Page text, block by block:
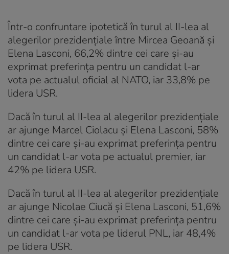
Într-o confruntare ipotetică în turul al II-lea al
alegerilor prezidenţiale între Mircea Geoană şi
Elena Lasconi, 66,2% dintre cei care şi-au
exprimat preferinţa pentru un candidat l-ar
vota pe actualul oficial al NATO, iar 33,8% pe
lidera USR.
Dacă în turul al II-lea al alegerilor prezidenţiale
ar ajunge Marcel Ciolacu şi Elena Lasconi, 58%
dintre cei care şi-au exprimat preferinţa pentru
un candidat l-ar vota pe actualul premier, iar
42% pe lidera USR.
Dacă în turul al II-lea al alegerilor prezidenţiale
ar ajunge Nicolae Ciucă şi Elena Lasconi, 51,6%
dintre cei care şi-au exprimat preferinţa pentru
un candidat l-ar vota pe liderul PNL, iar 48,4%
pe lidera USR.